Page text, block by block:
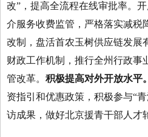
改”，提高全流程在线审批率。
介服务收费监管，严格落实减税
改制，盘活首农玉树供应链发展
财政工作机制，推行全州行政事
管改革。 积极提高对外开放水平。
资指引和优惠政策，积极参与“
访成果，做好北京援青干部人才